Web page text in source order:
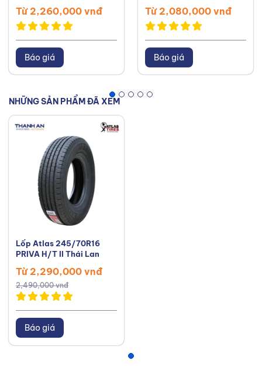
Từ 2,260,000 vnđ
Báo giá
Từ 2,080,000 vnđ
Báo giá
NHỮNG SẢN PHẨM ĐÃ XEM
Lốp Atlas 245/70R16
PRIVA H/T II Thái Lan
Từ 2,290,000 vnđ
2,490,000 vnđ
Báo giá